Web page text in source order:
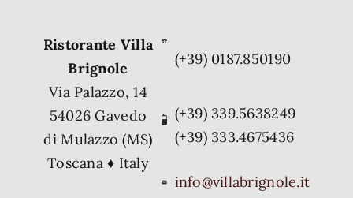
Contatti
Ristorante Villa
Brignole
Via Palazzo, 14
54026 Gavedo
di Mulazzo (MS)
Toscana ♦ Italy
(+39) 0187.850190
(+39) 339.5638249
(+39) 333.4675436
info@villabrignole.it